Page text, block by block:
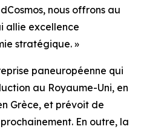
nous offrons au
allie excellence
stratégique. »
paneuropéenne qui
au Royaume-Uni, en
Grèce, et prévoit de
En outre, la